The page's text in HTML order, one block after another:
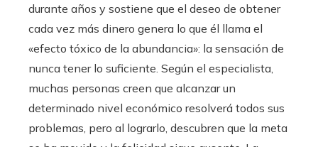
durante años y sostiene que el deseo de obtener
cada vez más dinero genera lo que él llama el
«efecto tóxico de la abundancia»: la sensación de
nunca tener lo suficiente. Según el especialista,
muchas personas creen que alcanzar un
determinado nivel económico resolverá todos sus
problemas, pero al lograrlo, descubren que la meta